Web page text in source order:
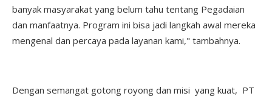
banyak masyarakat yang belum tahu tentang Pegadaian
dan manfaatnya. Program ini bisa jadi langkah awal mereka
mengenal dan percaya pada layanan kami," tambahnya.
Dengan semangat gotong royong dan misi yang kuat, PT